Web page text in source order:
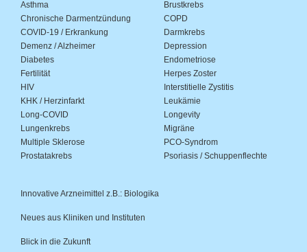
Asthma
Brustkrebs
Chronische Darmentzündung
COPD
COVID-19 / Erkrankung
Darmkrebs
Demenz / Alzheimer
Depression
Diabetes
Endometriose
Fertilität
Herpes Zoster
HIV
Interstitielle Zystitis
KHK / Herzinfarkt
Leukämie
Long-COVID
Longevity
Lungenkrebs
Migräne
Multiple Sklerose
PCO-Syndrom
Prostatakrebs
Psoriasis / Schuppenflechte
Innovative Arzneimittel z.B.: Biologika
Neues aus Kliniken und Instituten
Blick in die Zukunft